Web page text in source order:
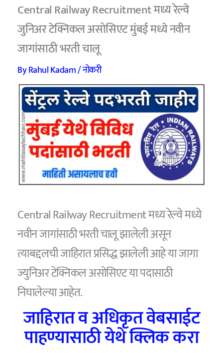
Central Railway Recruitment मध्य रेल्वे
जुनिअर टेक्निकल असोसिएट मुंबई मध्ये नवीन
जागांसाठी भरती चालू
ByRahul Kadam/नोकरी
Central Railway Recruitment मध्य रेल्वे मध्ये
नवीन जागांसाठी भरती चालू झालेली असून
त्याबद्दलची जाहिरात प्रसिद्ध झालेली आहे या जागा
ज्युनिअर टेक्निकल असोसिएट या पदासाठी
निघालेल्या आहेत.
जाहिरात व अधिकृत वेबसाईट
पाहण्यासाठी येथे क्लिक करा